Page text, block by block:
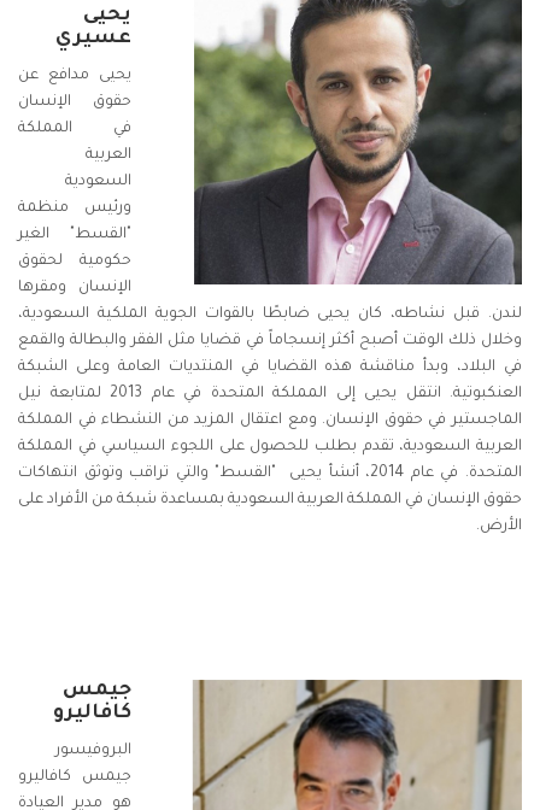
يحيى
عسيري
يحيى مدافع عن
حقوق الإنسان
في المملكة
العربية
السعودية
ورئيس منظمة
"القسط" الغير
حكومية لحقوق
الإنسان ومقرها
لندن. قبل نشاطه، كان يحيى ضابطًا بالقوات الجوية الملكية السعودية،
وخلال ذلك الوقت أصبح أكثر إنسجاماً في قضايا مثل الفقر والبطالة والقمع
في البلاد، وبدأ مناقشة هذه القضايا في المنتديات العامة وعلى الشبكة
العنكبوتية. انتقل يحيى إلى المملكة المتحدة في عام 2013 لمتابعة نيل
الماجستير في حقوق الإنسان. ومع اعتقال المزيد من النشطاء في المملكة
العربية السعودية، تقدم بطلب للحصول على اللجوء السياسي في المملكة
المتحدة. في عام 2014، أنشأ يحيى "القسط" والتي تراقب وتوثق انتهاكات
حقوق الإنسان في المملكة العربية السعودية بمساعدة شبكة من الأفراد على
الأرض.
جيمس
كافاليرو
البروفيسور
جيمس كافاليرو
هو مدير العيادة